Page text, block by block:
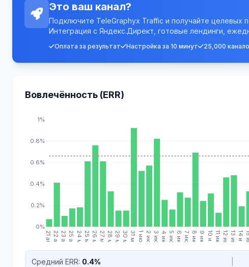
Это ваш канал?
Подключите TeleGraphyx Traffic и получайте целевых
Интеграция с Яндекс.Директ, готовые лендинги,
Оплата за результат Настройка за 10 минут 25,000
Вовлечённость (ERR)
21 апр.22 апр.23 апр.25 апр. 24 мая25 мая26 мая27 мая28 мая29 мая30 мая 31 мая 1 июн. 2 июн. 3 июн.4 июн.5 июн.6 июн.7 июн.8 июн.9 июн. 10 июн.11 июн.12 июн.13 июн.14 июн.15
0%
0.2%
0.4%
0.6%
0.8%
1%
Средний ERR: 0.4%